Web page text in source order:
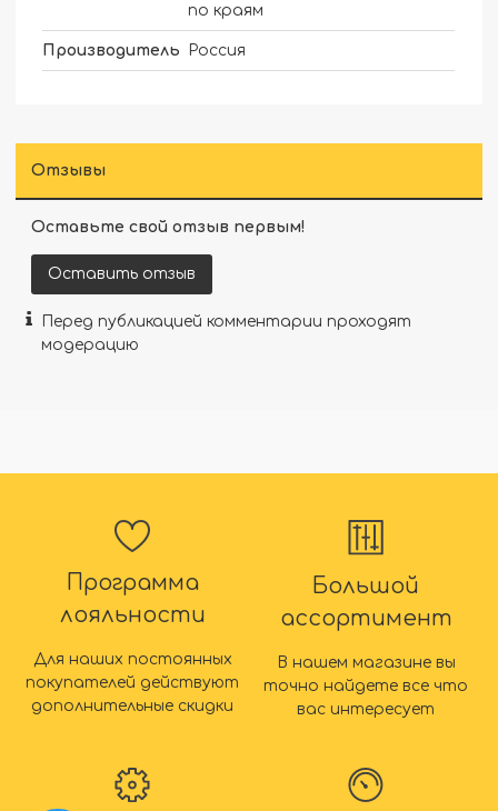
по краям
Производитель Россия
Отзывы
Оставьте свой отзыв первым!
Оставить отзыв
Перед публикацией комментарии проходят
модерацию
Программа
лояльности
Для наших постоянных
покупателей действуют
дополнительные скидки
Большой
ассортимент
В нашем магазине вы
точно найдете все что
вас интересует